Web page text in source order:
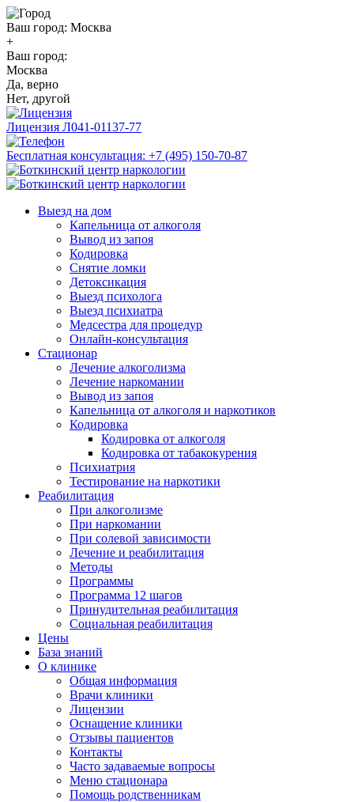
Ваш город: Москва
+
Ваш город:
Москва
Да, верно
Нет, другой
Лицензия Л041-01137-77
Бесплатная консультация: +7 (495) 150-70-87
Выезд на дом
Капельница от алкоголя
Вывод из запоя
Кодировка
Снятие ломки
Детоксикация
Выезд психолога
Выезд психиатра
Медсестра для процедур
Онлайн-консультация
Стационар
Лечение алкоголизма
Лечение наркомании
Вывод из запоя
Капельница от алкоголя и наркотиков
Кодировка
Кодировка от алкоголя
Кодировка от табакокурения
Психиатрия
Тестирование на наркотики
Реабилитация
При алкоголизме
При наркомании
При солевой зависимости
Лечение и реабилитация
Методы
Программы
Программа 12 шагов
Принудительная реабилитация
Социальная реабилитация
Цены
База знаний
О клинике
Общая информация
Врачи клиники
Лицензии
Оснащение клиники
Отзывы пациентов
Контакты
Часто задаваемые вопросы
Меню стационара
Помощь родственникам